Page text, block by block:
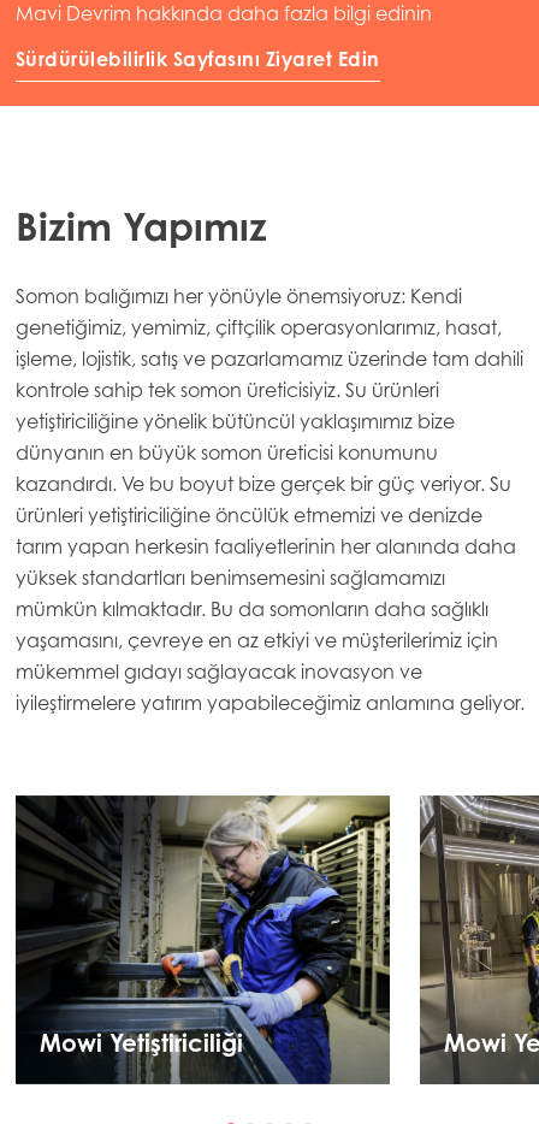
Mavi Devrim hakkında daha fazla bilgi edinin
Sürdürülebilirlik Sayfasını Ziyaret Edin
Bizim Yapımız
Somon balığımızı her yönüyle önemsiyoruz: Kendi
genetiğimiz, yemimiz, çiftçilik operasyonlarımız, hasat,
işleme, lojistik, satış ve pazarlamamız üzerinde tam dahili
kontrole sahip tek somon üreticisiyiz. Su ürünleri
yetiştiriciliğine yönelik bütüncül yaklaşımımız bize
dünyanın en büyük somon üreticisi konumunu
kazandırdı. Ve bu boyut bize gerçek bir güç veriyor. Su
ürünleri yetiştiriciliğine öncülük etmemizi ve denizde
tarım yapan herkesin faaliyetlerinin her alanında daha
yüksek standartları benimsemesini sağlamamızı
mümkün kılmaktadır. Bu da somonların daha sağlıklı
yaşamasını, çevreye en az etkiyi ve müşterilerimiz için
mükemmel gıdayı sağlayacak inovasyon ve
iyileştirmelere yatırım yapabileceğimiz anlamına geliyor.
Mowi Yetiştiriciliği Mowi